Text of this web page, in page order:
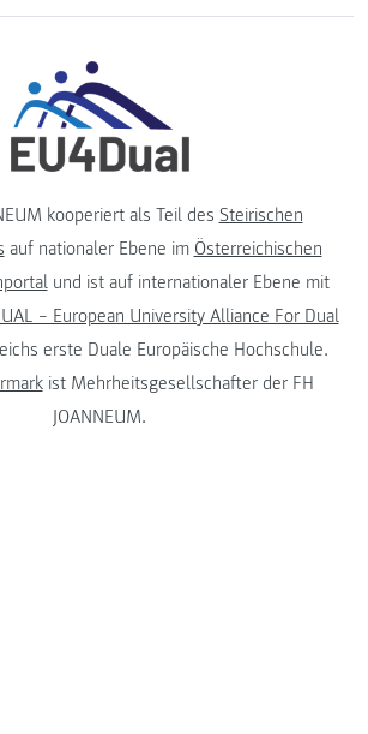
kooperiert als Teil des Steirischen
auf nationaler Ebene im Österreichischen
und ist auf internationaler Ebene mit
– European University Alliance For Dual
erste Duale Europäische Hochschule.
ist Mehrheitsgesellschafter der FH
JOANNEUM.